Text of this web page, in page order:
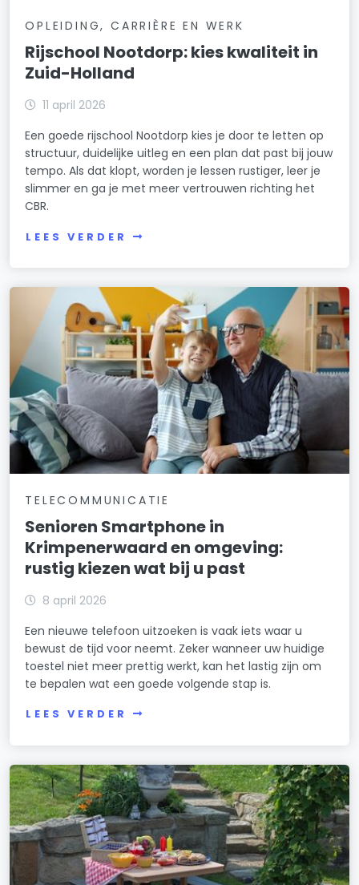
OPLEIDING, CARRIÈRE EN WERK
Rijschool Nootdorp: kies kwaliteit in
Zuid-Holland
11 april 2026
Een goede rijschool Nootdorp kies je door te letten op
structuur, duidelijke uitleg en een plan dat past bij jouw
tempo. Als dat klopt, worden je lessen rustiger, leer je
slimmer en ga je met meer vertrouwen richting het
CBR.
LEES VERDER
TELECOMMUNICATIE
Senioren Smartphone in
Krimpenerwaard en omgeving:
rustig kiezen wat bij u past
8 april 2026
Een nieuwe telefoon uitzoeken is vaak iets waar u
bewust de tijd voor neemt. Zeker wanneer uw huidige
toestel niet meer prettig werkt, kan het lastig zijn om
te bepalen wat een goede volgende stap is.
LEES VERDER